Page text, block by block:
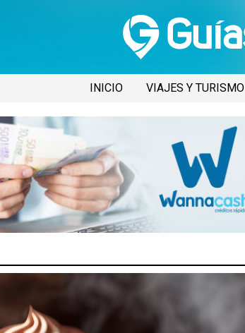
INICIO VIAJES Y TURISMO